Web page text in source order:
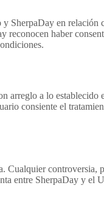
SherpaDay en
reconocen haber
arreglo a lo
consiente el
Cualquier controversia,
entre SherpaDay y el